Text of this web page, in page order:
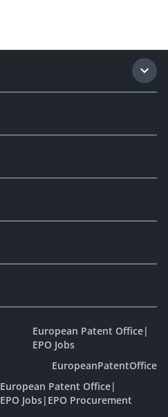
European Patent Office|
EPO Jobs
EuropeanPatentOffice
European Patent Office|
EPO Jobs| EPO Procurement